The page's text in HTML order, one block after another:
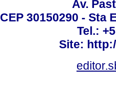
Av.
CEP 30150290 - Sta
Tel.:
Site: